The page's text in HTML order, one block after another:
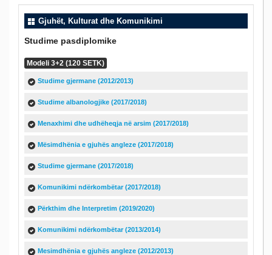
Gjuhët, Kulturat dhe Komunikimi
Studime pasdiplomike
Modeli 3+2 (120 SETK)
Studime gjermane (2012/2013)
Studime albanologjike (2017/2018)
Menaxhimi dhe udhëheqja në arsim (2017/2018)
Mësimdhënia e gjuhës angleze (2017/2018)
Studime gjermane (2017/2018)
Komunikimi ndërkombëtar (2017/2018)
Përkthim dhe Interpretim (2019/2020)
Komunikimi ndërkombëtar (2013/2014)
Mesimdhënia e gjuhës angleze (2012/2013)